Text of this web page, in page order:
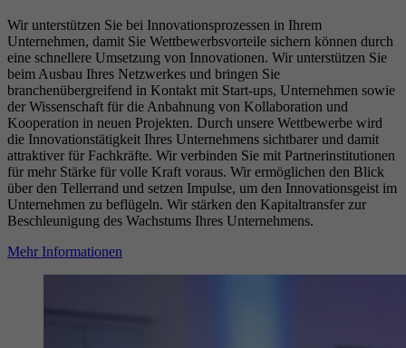
Wir unterstützen Sie bei Innovationsprozessen in Ihrem
Unternehmen, damit Sie Wettbewerbsvorteile sichern können durch
eine schnellere Umsetzung von Innovationen. Wir unterstützen Sie
beim Ausbau Ihres Netzwerkes und bringen Sie
branchenübergreifend in Kontakt mit Start-ups, Unternehmen sowie
der Wissenschaft für die Anbahnung von Kollaboration und
Kooperation in neuen Projekten. Durch unsere Wettbewerbe wird
die Innovationstätigkeit Ihres Unternehmens sichtbarer und damit
attraktiver für Fachkräfte. Wir verbinden Sie mit Partnerinstitutionen
für mehr Stärke für volle Kraft voraus. Wir ermöglichen den Blick
über den Tellerrand und setzen Impulse, um den Innovationsgeist im
Unternehmen zu beflügeln. Wir stärken den Kapitaltransfer zur
Beschleunigung des Wachstums Ihres Unternehmens.
Mehr Informationen